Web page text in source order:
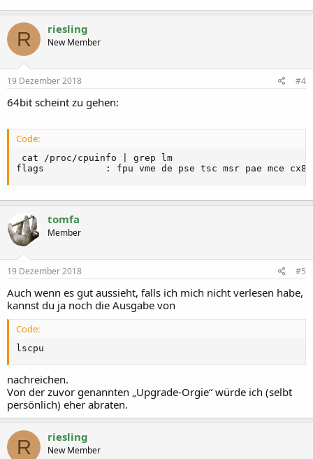
R riesling
New Member
19 Dezember 2018 #4
64bit scheint zu gehen:
Code:
cat /proc/cpuinfo | grep lm
flags           : fpu vme de pse tsc msr pae mce cx8
tomfa
Member
19 Dezember 2018 #5
Auch wenn es gut aussieht, falls ich mich nicht verlesen habe,
kannst du ja noch die Ausgabe von
Code:
lscpu
nachreichen.
Von der zuvor genannten „Upgrade-Orgie“ würde ich (selbt
persönlich) eher abraten.
R riesling
New Member